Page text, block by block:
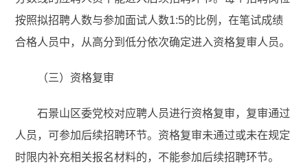
按照拟招聘人数与参加面试人数1:5的比例，在笔试成绩
合格人员中，从高分到低分依次确定进入资格复审人员。
（三）资格复审
石景山区委党校对应聘人员进行资格复审，复审通过
人员，可参加后续招聘环节。资格复审未通过或未在规定
时限内补充相关报名材料的，不能参加后续招聘环节。